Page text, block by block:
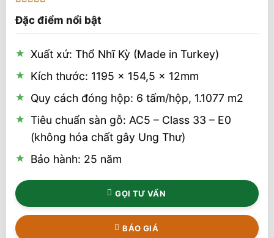
trên 5 dựa
trênđánh
giá
Đặc điểm nổi bật
Xuất xứ: Thổ Nhĩ Kỳ (Made in Turkey)
Kích thước: 1195 x 154,5 x 12mm
Quy cách đóng hộp: 6 tấm/hộp, 1.1077 m2
Tiêu chuẩn sàn gỗ: AC5 – Class 33 – E0
(không hóa chất gây Ung Thư)
Bảo hành: 25 năm
GỌI TƯ VẤN
BÁO GIÁ